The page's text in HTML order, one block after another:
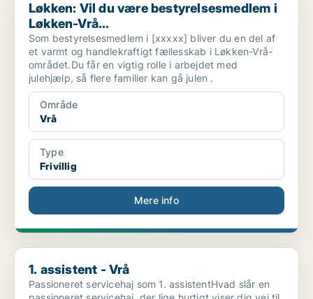
Løkken: Vil du være bestyrelsesmedlem i
Løkken-Vrå...
Som bestyrelsesmedlem i [xxxxx] bliver du en del af
et varmt og handlekraftigt fællesskab i Løkken-Vrå-
området.Du får en vigtig rolle i arbejdet med
julehjælp, så flere familier kan gå julen .
Område
Vrå
Type
Frivillig
Mere info
1. assistent - Vrå
1. assistent - Vrå
Passioneret servicehaj som 1. assistentHvad slår en